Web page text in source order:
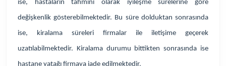
ise, hastaların tahmini olarak iyileşme sürelerine göre
değişkenlik gösterebilmektedir. Bu süre dolduktan sonrasında
ise, kiralama süreleri firmalar ile iletişime geçerek
uzatılabilmektedir. Kiralama durumu bittikten sonrasında ise
hastane yatağı firmaya iade edilmektedir.